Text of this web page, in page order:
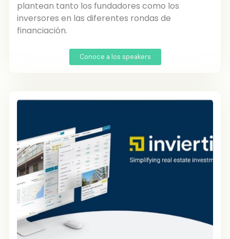
plantean tanto los fundadores como los
inversores en las diferentes rondas de
financiación.
Conoce a los speakers